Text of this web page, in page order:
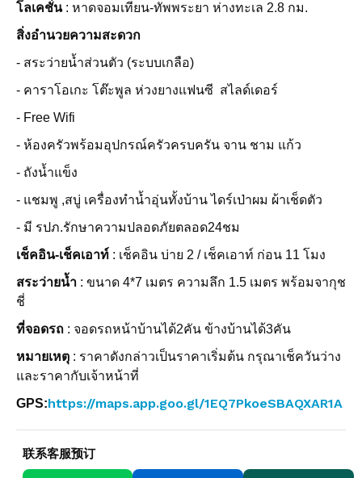
โลเคชั่น : หาดจอมเทียน-ทัพพระยา ห่างทะเล 2.8 กม.
สิ่งอํานวยความสะดวก
- สระว่ายน้ำส่วนตัว (ระบบเกลือ)
- คาราโอเกะ โต๊ะพูล ห่วงยางแฟนซี สไลด์เดอร์
- Free Wifi
- ห้องครัวพร้อมอุปกรณ์ครัวครบครัน จาน ชาม แก้ว
- ถังน้ำแข็ง
- แชมพู ,สบู่ เครื่องทำน้ำอุ่นทั้งบ้าน ไดร์เป่าผม ผ้าเช็ดตัว
- มี รปภ.รักษาความปลอดภัยตลอด24ชม
เช็คอิน-เช็คเอาท์ : เช็คอิน บ่าย 2 / เช็คเอาท์ ก่อน 11 โมง
สระว่ายน้ำ : ขนาด 4*7 เมตร ความลึก 1.5 เมตร พร้อมจากุช
ชี่
ที่จอดรถ : จอดรถหน้าบ้านได้2คัน ข้างบ้านได้3คัน
หมายเหตุ : ราคาดังกล่าวเป็นราคาเริ่มต้น กรุณาเช็ควันว่าง
และราคากับเจ้าหน้าที่
GPS:https://maps.app.goo.gl/1EQ7PkoeSBAQXAR1A
联系客服预订